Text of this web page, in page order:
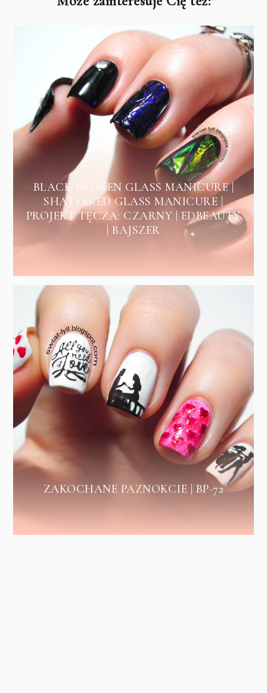
BLACK BROKEN GLASS MANICURE |
SHATTERED GLASS MANICURE |
PROJEKT TĘCZA: CZARNY | EDBEAUTY
| BAJSZER
ZAKOCHANE PAZNOKCIE | BP-72